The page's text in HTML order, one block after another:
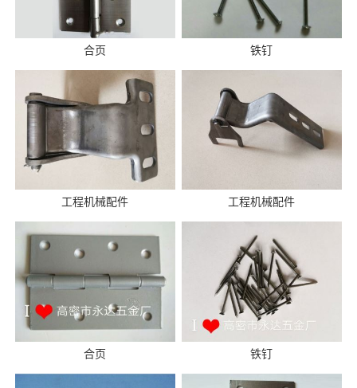
合页 铁钉
工程机械配件 工程机械配件
合页 铁钉